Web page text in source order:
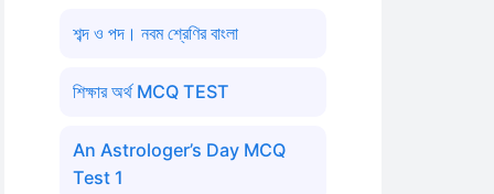
শব্দ ও পদ। নবম শ্রেণির বাংলা
শিক্ষার অর্থ MCQ TEST
An Astrologer’s Day MCQ
Test 1